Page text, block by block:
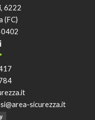
6222
(FC)
sicurezza.it